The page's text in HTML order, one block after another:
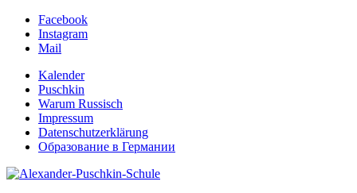
Facebook
Instagram
Mail
Kalender
Puschkin
Warum Russisch
Impressum
Datenschutzerklärung
Образование в Германии